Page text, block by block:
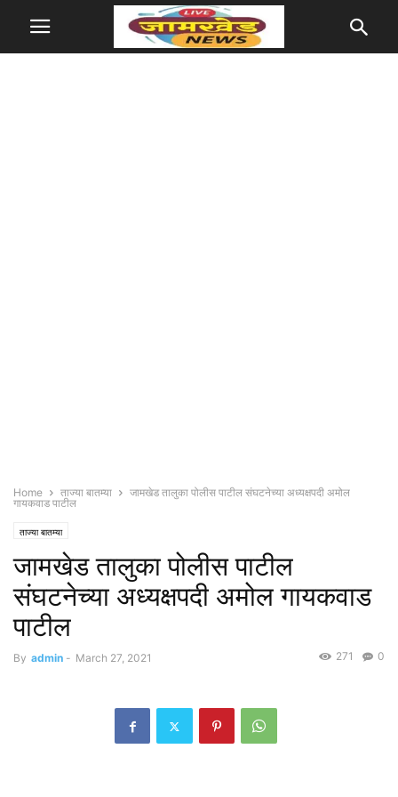
Home ताज्या बातम्या
जामखेड तालुका पोलीस पाटील संघटनेच्या अध्यक्षपदी अमोल
गायकवाड पाटील
ताज्या बातम्या
जामखेड तालुका पोलीस पाटील
संघटनेच्या अध्यक्षपदी अमोल गायकवाड
पाटील
By admin - March 27, 2021 0
271